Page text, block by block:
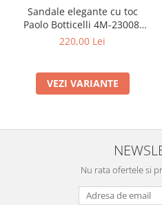
Sandale elegante cu toc
Paolo Botticelli 4M-23008,
piele ecologica, verzi
220,00 Lei
VEZI VARIANTE
Nu rata ofertele si